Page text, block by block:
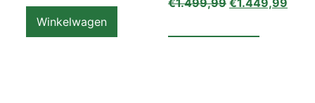
Winkelwagen
€1.499,99 €1.449,99